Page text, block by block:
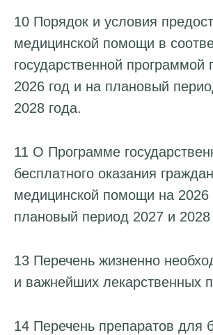
10 Порядок и условия
медицинской помощи в
государственной
2026 год и на плановый
2028 года.
11 О Программе
бесплатного оказания
медицинской помощи на 2026
плановый период 2027 и 2028
13 Перечень жизненно
и важнейших лекарственных
14 Перечень препаратов для